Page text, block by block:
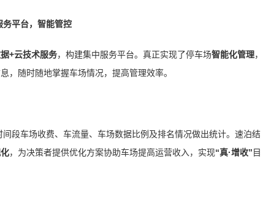
务平台，智能管控
+云技术服务，构建集中服务平台。真正实现了停车场智能化管理，
，随时随地掌握车场情况，提高管理效率。
间段车场收费、车流量、车场数据比例及排名情况做出统计。速泊结
，为决策者提供优化方案协助车场提高运营收入，实现“真·增收” 目